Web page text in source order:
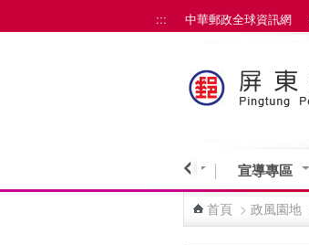
::: 中華郵政全球資訊網
營業資訊 宣導專區
首頁 > 政風園地